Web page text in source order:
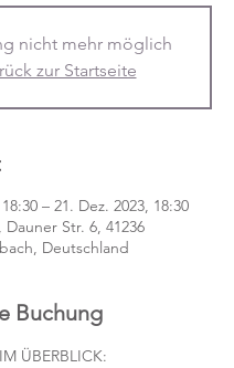
nicht mehr möglich
zur Startseite
– 21. Dez. 2023, 18:30
Str. 6, 41236
Deutschland
Buchung
ÜBERBLICK: